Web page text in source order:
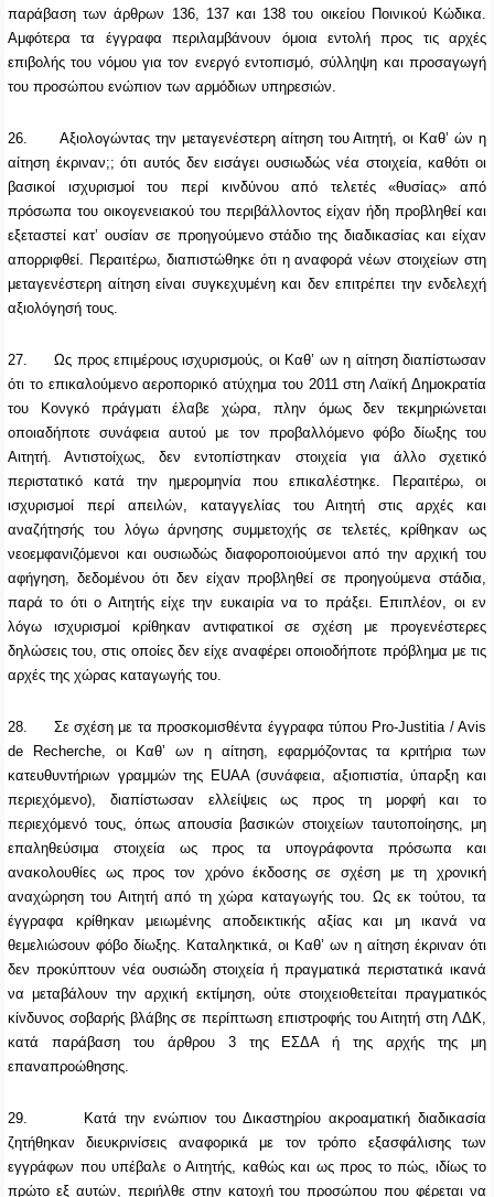
παράβαση των άρθρων 136, 137 και 138 του οικείου Ποινικού Κώδικα.
Αμφότερα τα έγγραφα περιλαμβάνουν όμοια εντολή προς τις αρχές
επιβολής του νόμου για τον ενεργό εντοπισμό, σύλληψη και προσαγωγή
του προσώπου ενώπιον των αρμόδιων υπηρεσιών.
26.
Αξιολογώντας την μεταγενέστερη αίτηση του Αιτητή, οι Καθ’ ών η
αίτηση έκριναν;; ότι αυτός δεν εισάγει ουσιωδώς νέα στοιχεία, καθότι οι
βασικοί ισχυρισμοί του περί κινδύνου από τελετές «θυσίας» από
πρόσωπα του οικογενειακού του περιβάλλοντος είχαν ήδη προβληθεί και
εξεταστεί κατ’ ουσίαν σε προηγούμενο στάδιο της διαδικασίας και είχαν
απορριφθεί. Περαιτέρω, διαπιστώθηκε ότι η αναφορά νέων στοιχείων στη
μεταγενέστερη αίτηση είναι συγκεχυμένη και δεν επιτρέπει την ενδελεχή
αξιολόγησή τους.
27.
Ως προς επιμέρους ισχυρισμούς, οι Καθ’ ων η αίτηση διαπίστωσαν
ότι το επικαλούμενο αεροπορικό ατύχημα του 2011 στη Λαϊκή Δημοκρατία
του Κονγκό πράγματι έλαβε χώρα, πλην όμως δεν τεκμηριώνεται
οποιαδήποτε συνάφεια αυτού με τον προβαλλόμενο φόβο δίωξης του
Αιτητή. Αντιστοίχως, δεν εντοπίστηκαν στοιχεία για άλλο σχετικό
περιστατικό κατά την ημερομηνία που επικαλέστηκε. Περαιτέρω, οι
ισχυρισμοί περί απειλών, καταγγελίας του Αιτητή στις αρχές και
αναζήτησής του λόγω άρνησης συμμετοχής σε τελετές, κρίθηκαν ως
νεοεμφανιζόμενοι και ουσιωδώς διαφοροποιούμενοι από την αρχική του
αφήγηση, δεδομένου ότι δεν είχαν προβληθεί σε προηγούμενα στάδια,
παρά το ότι ο Αιτητής είχε την ευκαιρία να το πράξει. Επιπλέον, οι εν
λόγω ισχυρισμοί κρίθηκαν αντιφατικοί σε σχέση με προγενέστερες
δηλώσεις του, στις οποίες δεν είχε αναφέρει οποιοδήποτε πρόβλημα με τις
αρχές της χώρας καταγωγής του.
28.
Σε σχέση με τα προσκομισθέντα έγγραφα τύπου Pro-Justitia / Avis
de Recherche, οι Καθ’ ων η αίτηση, εφαρμόζοντας τα κριτήρια των
κατευθυντήριων γραμμών της EUAA (συνάφεια, αξιοπιστία, ύπαρξη και
περιεχόμενο), διαπίστωσαν ελλείψεις ως προς τη μορφή και το
περιεχόμενό τους, όπως απουσία βασικών στοιχείων ταυτοποίησης, μη
επαληθεύσιμα στοιχεία ως προς τα υπογράφοντα πρόσωπα και
ανακολουθίες ως προς τον χρόνο έκδοσης σε σχέση με τη χρονική
αναχώρηση του Αιτητή από τη χώρα καταγωγής του. Ως εκ τούτου, τα
έγγραφα κρίθηκαν μειωμένης αποδεικτικής αξίας και μη ικανά να
θεμελιώσουν φόβο δίωξης. Καταληκτικά, οι Καθ’ ων η αίτηση έκριναν ότι
δεν προκύπτουν νέα ουσιώδη στοιχεία ή πραγματικά περιστατικά ικανά
να μεταβάλουν την αρχική εκτίμηση, ούτε στοιχειοθετείται πραγματικός
κίνδυνος σοβαρής βλάβης σε περίπτωση επιστροφής του Αιτητή στη ΛΔΚ,
κατά παράβαση του άρθρου 3 της ΕΣΔΑ ή της αρχής της μη
επαναπροώθησης.
29.
Κατά την ενώπιον του Δικαστηρίου ακροαματική διαδικασία
ζητήθηκαν διευκρινίσεις αναφορικά με τον τρόπο εξασφάλισης των
εγγράφων που υπέβαλε ο Αιτητής, καθώς και ως προς το πώς, ιδίως το
πρώτο εξ αυτών, περιήλθε στην κατοχή του προσώπου που φέρεται να